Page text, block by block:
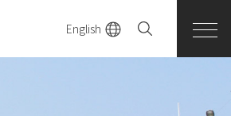
English